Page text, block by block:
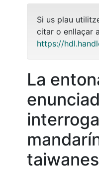
Si us plau
citar o enllaçar
https://
La